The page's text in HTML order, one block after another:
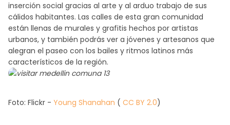
inserción social gracias al arte y al arduo trabajo de sus
cálidos habitantes. Las calles de esta gran comunidad
están llenas de murales y grafitis hechos por artistas
urbanos, y también podrás ver a jóvenes y artesanos que
alegran el paseo con los bailes y ritmos latinos más
característicos de la región.
Foto: Flickr - Young Shanahan ( CC BY 2.0)